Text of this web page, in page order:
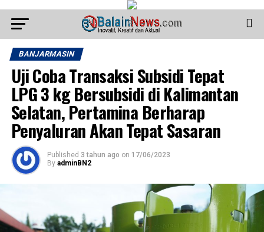
BANJARMASIN
Uji Coba Transaksi Subsidi Tepat
LPG 3 kg Bersubsidi di Kalimantan
Selatan, Pertamina Berharap
Penyaluran Akan Tepat Sasaran
Published 3 tahun ago on 17/06/2023
By adminBN2